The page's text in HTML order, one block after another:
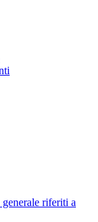
riferiti a